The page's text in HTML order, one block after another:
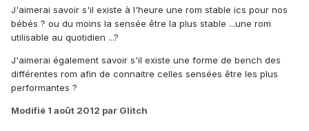
J'aimerai savoir s'il existe à l'heure une rom stable ics pour nos
bébés ? ou du moins la sensée être la plus stable ...une rom
utilisable au quotidien ...?
J'aimerai également savoir s'il existe une forme de bench des
différentes rom afin de connaitre celles sensées être les plus
performantes ?
Modifié 1 août 2012 par Glitch